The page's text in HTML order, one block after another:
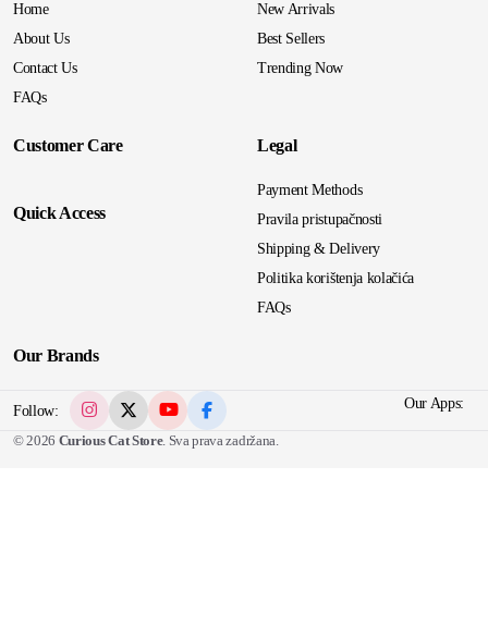
Home
About Us
Contact Us
FAQs
New Arrivals
Best Sellers
Trending Now
Customer Care
Quick Access
Legal
Payment Methods
Pravila pristupačnosti
Shipping & Delivery
Politika korištenja kolačića
FAQs
Our Brands
Follow: Our Apps:
© 2026 Curious Cat Store. Sva prava zadržana.